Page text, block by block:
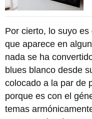
Por cierto, lo suyo
que aparece en
nada se ha
blues blanco desde
colocado a la par de
porque es con el
temas